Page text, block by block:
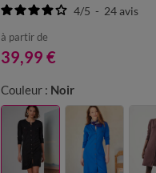
4/5 - 24avis
à partir de
39,99 €
Couleur : Noir